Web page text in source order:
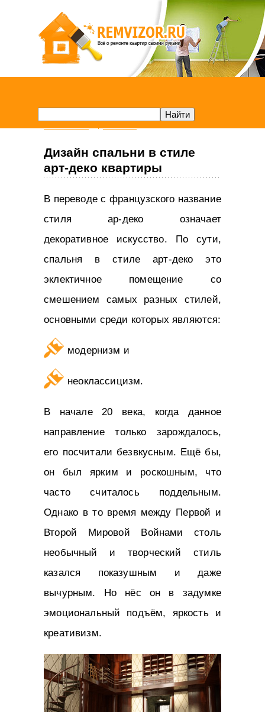
Дизайн спальни в стиле
арт-деко квартиры
В переводе с французского название
стиля ар-деко означает
декоративное искусство. По сути,
спальня в стиле арт-деко это
эклектичное помещение со
смешением самых разных стилей,
основными среди которых являются:
модернизм и
неоклассицизм.
В начале 20 века, когда данное
направление только зарождалось,
его посчитали безвкусным. Ещё бы,
он был ярким и роскошным, что
часто считалось поддельным.
Однако в то время между Первой и
Второй Мировой Войнами столь
необычный и творческий стиль
казался показушным и даже
вычурным. Но нёс он в задумке
эмоциональный подъём, яркость и
креативизм.